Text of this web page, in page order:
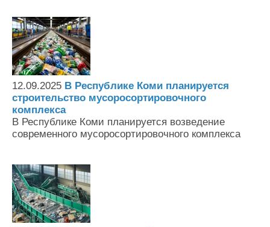
12.09.2025 В Республике Коми планируется
строительство мусоросортировочного
комплекса
В Республике Коми планируется возведение
современного мусоросортировочного комплекса